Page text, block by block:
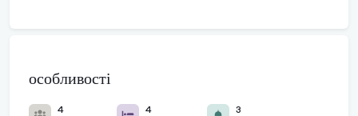
особливості
4
4
3